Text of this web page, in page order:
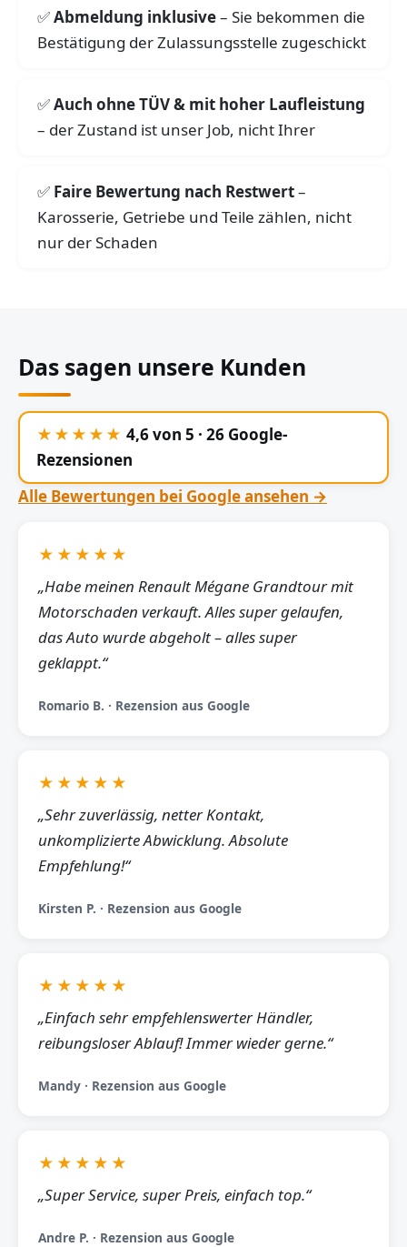
Abmeldung inklusive– Sie bekommen die
Bestätigung der Zulassungsstelle zugeschickt
Auch ohne TÜV & mit hoher Laufleistung
– der Zustand ist unser Job, nicht Ihrer
Faire Bewertung nach Restwert–
Karosserie, Getriebe und Teile zählen, nicht
nur der Schaden
Das sagen unsere Kunden
★★★★★ 4,6 von 5 · 26 Google-
Rezensionen
Alle Bewertungen bei Google ansehen →
★★★★★
„Habe meinen Renault Mégane Grandtour mit
Motorschaden verkauft. Alles super gelaufen,
das Auto wurde abgeholt – alles super
geklappt.“
Romario B. · Rezension aus Google
★★★★★
„Sehr zuverlässig, netter Kontakt,
unkomplizierte Abwicklung. Absolute
Empfehlung!“
Kirsten P. · Rezension aus Google
★★★★★
„Einfach sehr empfehlenswerter Händler,
reibungsloser Ablauf! Immer wieder gerne.“
Mandy · Rezension aus Google
★★★★★
„Super Service, super Preis, einfach top.“
Andre P. · Rezension aus Google